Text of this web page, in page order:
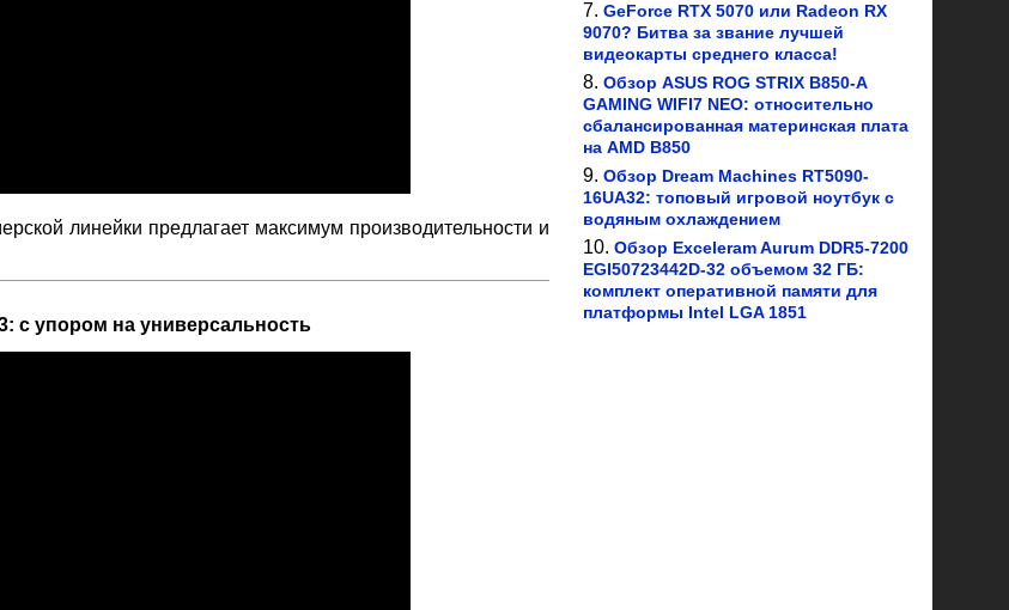
линейки предлагает максимум производительности и
с упором на универсальность
GeForce RTX 5070 или Radeon RX
9070? Битва за звание лучшей
видеокарты среднего класса!
Обзор ASUS ROG STRIX B850-A
GAMING WIFI7 NEO: относительно
сбалансированная материнская плата
на AMD B850
Обзор Dream Machines RT5090-
16UA32: топовый игровой ноутбук с
водяным охлаждением
Обзор Exceleram Aurum DDR5-7200
EGI50723442D-32 объемом 32 ГБ:
комплект оперативной памяти для
платформы Intel LGA 1851